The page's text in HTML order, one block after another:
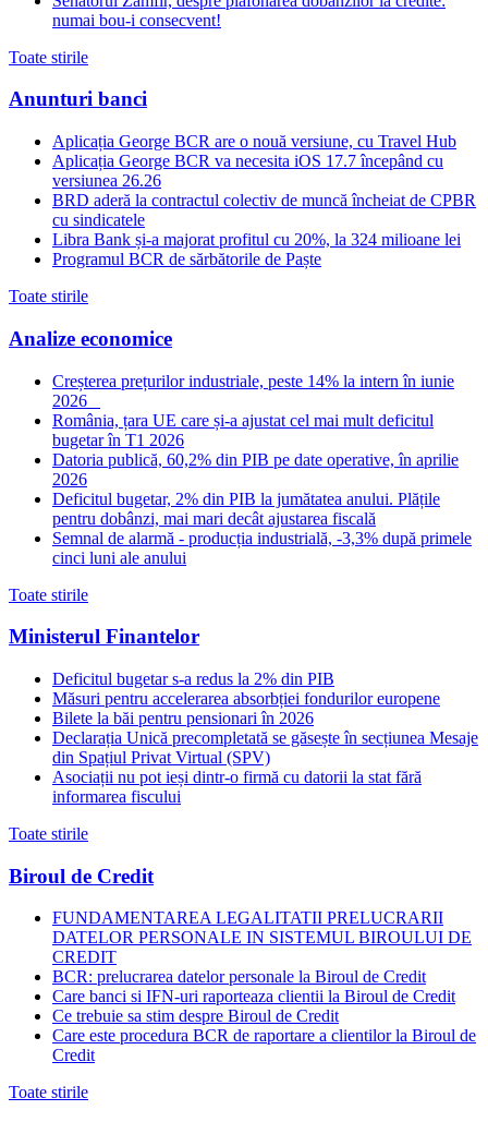
numai bou-i consecvent!
Toate stirile
Anunturi banci
Aplicația George BCR are o nouă versiune, cu Travel Hub
Aplicația George BCR va necesita iOS 17.7 începând cu
versiunea 26.26
BRD aderă la contractul colectiv de muncă încheiat de CPBR
cu sindicatele
Libra Bank și-a majorat profitul cu 20%, la 324 milioane lei
Programul BCR de sărbătorile de Paște
Toate stirile
Analize economice
Creșterea prețurilor industriale, peste 14% la intern în iunie
2026
România, țara UE care și-a ajustat cel mai mult deficitul
bugetar în T1 2026
Datoria publică, 60,2% din PIB pe date operative, în aprilie
2026
Deficitul bugetar, 2% din PIB la jumătatea anului. Plățile
pentru dobânzi, mai mari decât ajustarea fiscală
Semnal de alarmă - producția industrială, -3,3% după primele
cinci luni ale anului
Toate stirile
Ministerul Finantelor
Deficitul bugetar s-a redus la 2% din PIB
Măsuri pentru accelerarea absorbției fondurilor europene
Bilete la băi pentru pensionari în 2026
Declarația Unică precompletată se găsește în secțiunea Mesaje
din Spațiul Privat Virtual (SPV)
Asociații nu pot ieși dintr-o firmă cu datorii la stat fără
informarea fiscului
Toate stirile
Biroul de Credit
FUNDAMENTAREA LEGALITATII PRELUCRARII
DATELOR PERSONALE IN SISTEMUL BIROULUI DE
CREDIT
BCR: prelucrarea datelor personale la Biroul de Credit
Care banci si IFN-uri raporteaza clientii la Biroul de Credit
Ce trebuie sa stim despre Biroul de Credit
Care este procedura BCR de raportare a clientilor la Biroul de
Credit
Toate stirile